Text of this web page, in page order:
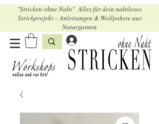
"Stricken ohne Naht" Alles für dein nahtloses
Strickprojekt – Anleitungen & Wollpakete aus
Naturgarnen